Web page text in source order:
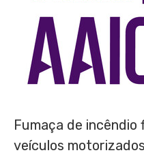
Fumaça de incêndio
veículos